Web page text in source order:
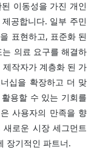
이동성을 가진 개인
공합니다. 일부 주민
표현하고, 표준화 된
의료 요구를 해결하
작자가 계층화 된 가
십을 확장하고 더 맞
용할 수 있는 기회를
사용자의 만족을 향
로운 시장 세그먼트
장기적인 파트너.